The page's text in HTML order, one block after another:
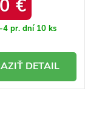
€
4 pr. dní 10 ks
DETAIL